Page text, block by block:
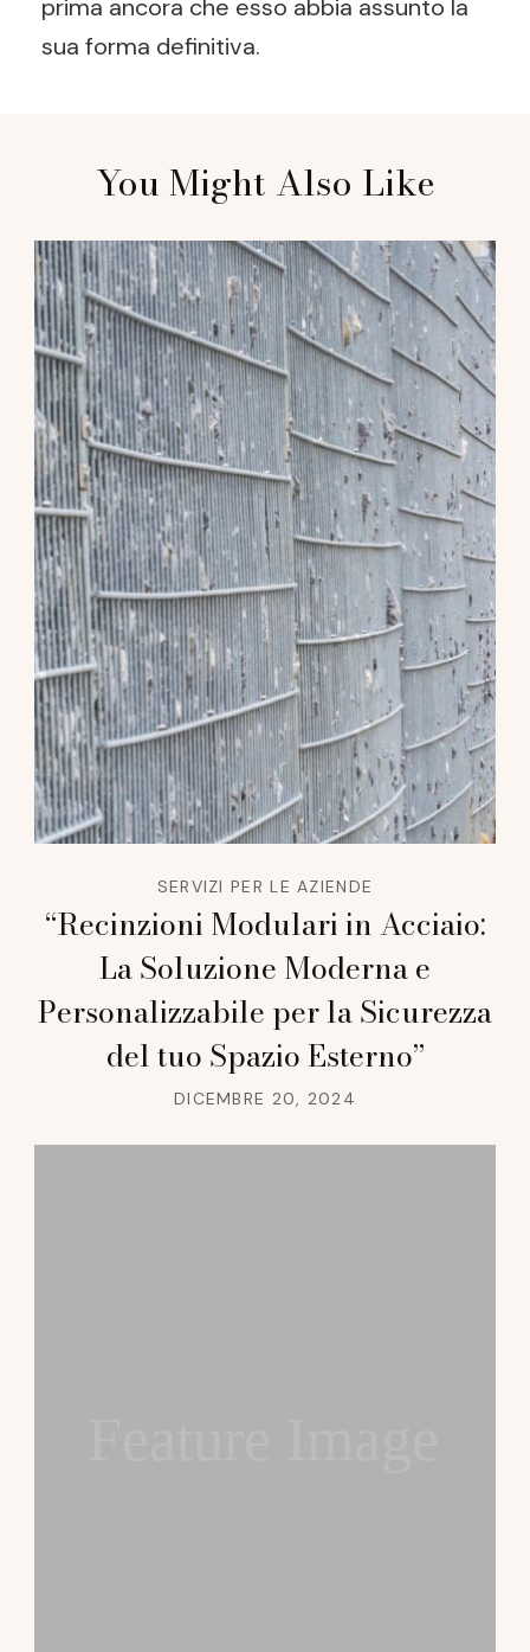
prima ancora che esso abbia assunto la
sua forma definitiva.
Navigation
You Might Also Like
SERVIZI PER LE AZIENDE
“Recinzioni Modulari in Acciaio:
La Soluzione Moderna e
Personalizzabile per la Sicurezza
del tuo Spazio Esterno”
DICEMBRE 20, 2024